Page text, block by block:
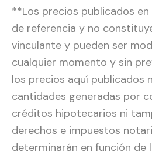
**Los precios publicados
de referencia y no
vinculante y pueden ser
cualquier momento y sin
los precios aquí publicados
cantidades generadas por
créditos hipotecarios ni
derechos e impuestos
determinarán en función de